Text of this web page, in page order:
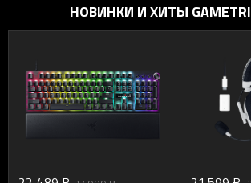
НОВИНКИ И ХИТЫ